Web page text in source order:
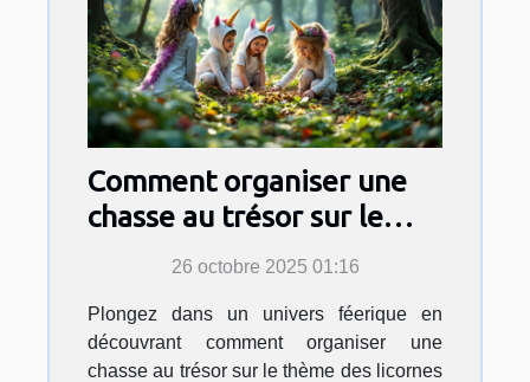
Comment organiser une
chasse au trésor sur le
thème des licornes pour
26 octobre 2025 01:16
Plongez dans un univers féerique en
découvrant comment organiser une
chasse au trésor sur le thème des licornes